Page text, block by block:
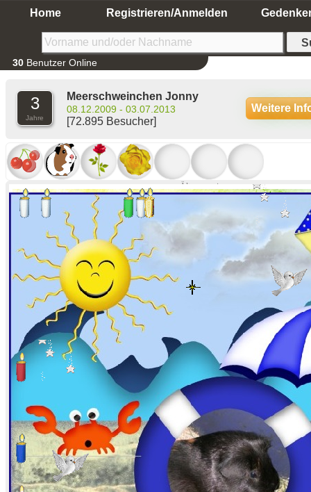
Home Registrieren/Anmelden
30 Benutzer Online
3
Jahre
Meerschweinchen Jonny
08.12.2009 - 03.07.2013
[72.895 Besucher]
Weitere
Ältere anzeigen